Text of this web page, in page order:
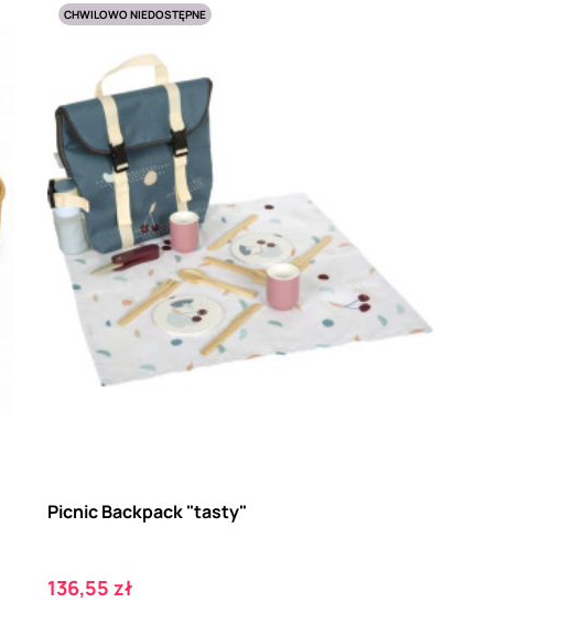
CHWILOWO NIEDOSTĘPNE
Picnic Backpack "tasty"
Cena
136,55 zł